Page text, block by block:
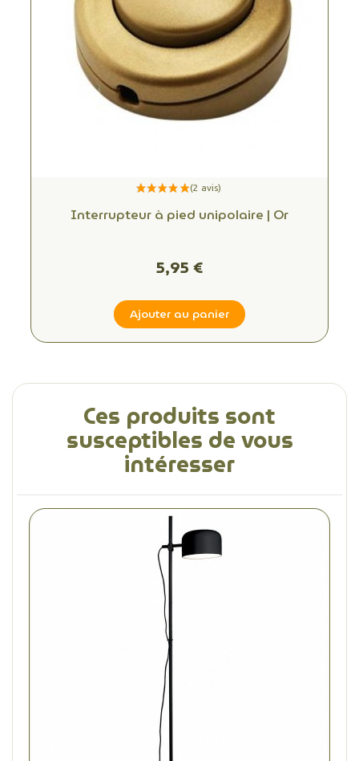
Interrupteur à pied unipolaire | Or
5,95 €
Ajouter au panier
Ces produits sont
susceptibles de vous
intéresser